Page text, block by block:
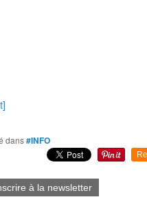
dans#INFO
à la newsletter